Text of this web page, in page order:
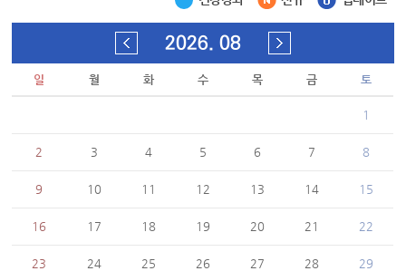
2026. 08
일 월 화 수 목 금 토
1
2 3 4 5 6 7 8
9 10 11 12 13 14 15
16 17 18 19 20 21 22
23 24 25 26 27 28 29